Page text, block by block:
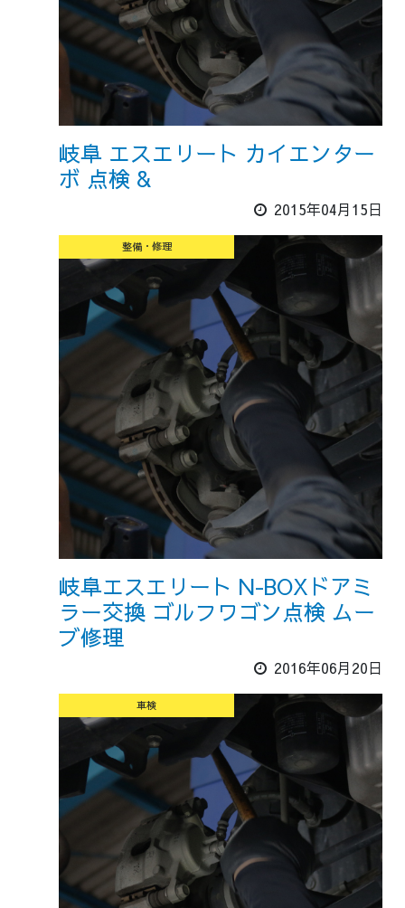
岐阜 エスエリート カイエンター
ボ 点検 &
2015年04月15日
整備・修理
岐阜エスエリート N-BOXドアミ
ラー交換 ゴルフワゴン点検 ムー
ブ修理
2016年06月20日
車検